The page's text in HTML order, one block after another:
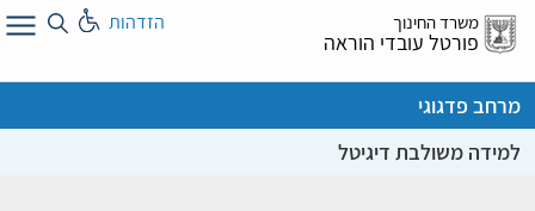
דלג
אל
משרד החינוך
פורטל עובדי הוראה
הזדהות
מרחב פדגוגי
למידה משולבת דיגיטל